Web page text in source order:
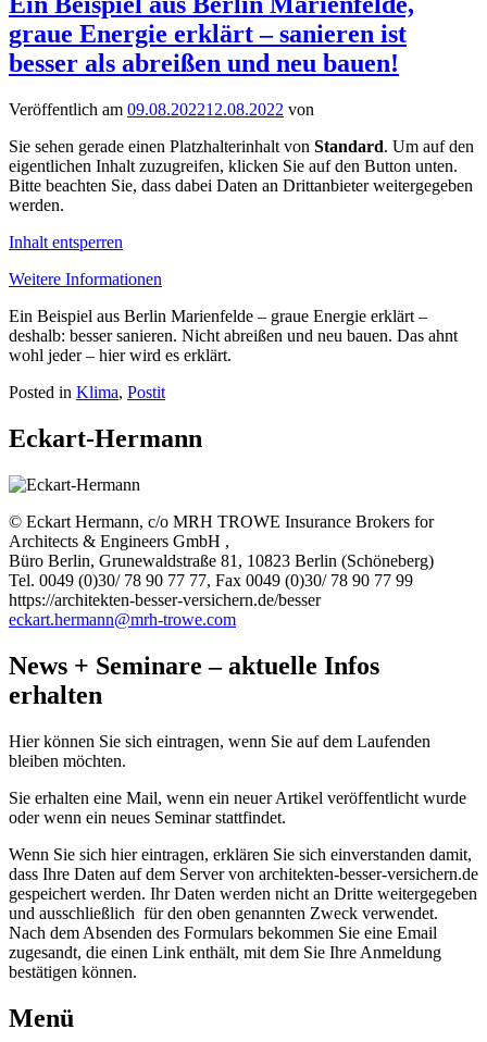
graue Energie erklärt – sanieren ist
besser als abreißen und neu bauen!
Veröffentlich am 09.08.202212.08.2022 von
Sie sehen gerade einen Platzhalterinhalt von Standard. Um auf den
eigentlichen Inhalt zuzugreifen, klicken Sie auf den Button unten.
Bitte beachten Sie, dass dabei Daten an Drittanbieter weitergegeben
werden.
Inhalt entsperren
Weitere Informationen
Ein Beispiel aus Berlin Marienfelde – graue Energie erklärt –
deshalb: besser sanieren. Nicht abreißen und neu bauen. Das ahnt
wohl jeder – hier wird es erklärt.
Posted in Klima, Postit
Eckart-Hermann
© Eckart Hermann, c/o MRH TROWE Insurance Brokers for
Architects & Engineers GmbH ,
Büro Berlin, Grunewaldstraße 81, 10823 Berlin (Schöneberg)
Tel. 0049 (0)30/ 78 90 77 77, Fax 0049 (0)30/ 78 90 77 99
https://architekten-besser-versichern.de/besser
eckart.hermann@mrh-trowe.com
News + Seminare – aktuelle Infos
erhalten
Hier können Sie sich eintragen, wenn Sie auf dem Laufenden
bleiben möchten.
Sie erhalten eine Mail, wenn ein neuer Artikel veröffentlicht wurde
oder wenn ein neues Seminar stattfindet.
Wenn Sie sich hier eintragen, erklären Sie sich einverstanden damit,
dass Ihre Daten auf dem Server von architekten-besser-versichern.de
gespeichert werden. Ihr Daten werden nicht an Dritte weitergegeben
und ausschließlich für den oben genannten Zweck verwendet.
Nach dem Absenden des Formulars bekommen Sie eine Email
zugesandt, die einen Link enthält, mit dem Sie Ihre Anmeldung
bestätigen können.
Menü